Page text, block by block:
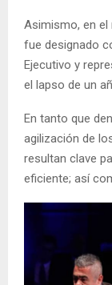
Asimismo, en
fue designado
Ejecutivo y
el lapso de un
En tanto que
agilización de
resultan clave
eficiente; así